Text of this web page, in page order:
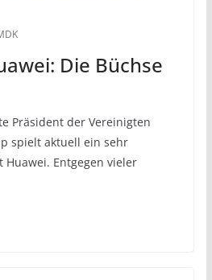
Die Büchse
Präsident der Vereinigten
spielt aktuell ein sehr
Entgegen vieler